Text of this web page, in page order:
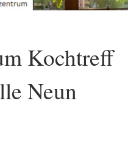
Kochtreff
Neun